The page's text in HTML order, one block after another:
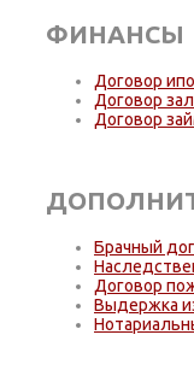
ФИНАНСЫ
Договор
Договор
Договор
Брачный
Договор
Выдержка